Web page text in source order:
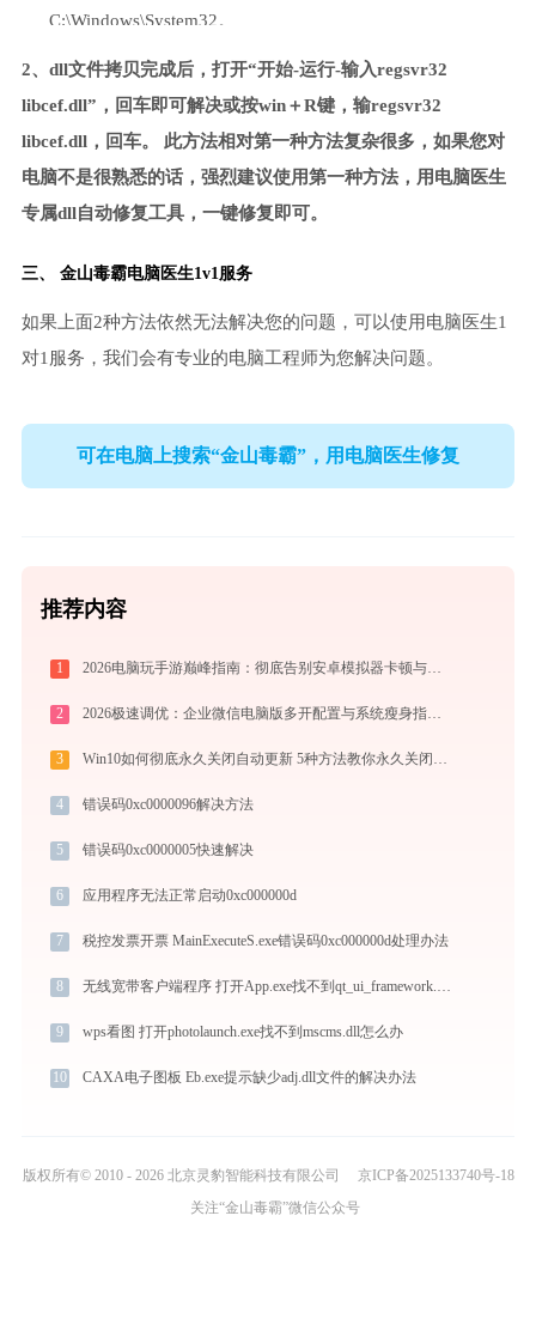
C:\Windows\System32。
2、dll文件拷贝完成后，打开“开始-运行-输入regsvr32
libcef.dll”，回车即可解决或按win＋R键，输regsvr32
libcef.dll，回车。 此方法相对第一种方法复杂很多，如果您对
电脑不是很熟悉的话，强烈建议使用第一种方法，用电脑医生
专属dll自动修复工具，一键修复即可。
三、 金山毒霸电脑医生1v1服务
如果上面2种方法依然无法解决您的问题，可以使用电脑医生1
对1服务，我们会有专业的电脑工程师为您解决问题。
可在电脑上搜索“金山毒霸”，用电脑医生修复
推荐内容
1 2026电脑玩手游巅峰指南：彻底告别安卓模拟器卡顿与捆绑，体验官方原生多端互通
2 2026极速调优：企业微信电脑版多开配置与系统瘦身指南，拒绝流氓捆绑
3 Win10如何彻底永久关闭自动更新 5种方法教你永久关闭win10自动更新
4 错误码0xc0000096解决方法
5 错误码0xc0000005快速解决
6 应用程序无法正常启动0xc000000d
7 税控发票开票 MainExecuteS.exe错误码0xc000000d处理办法
8 无线宽带客户端程序 打开App.exe找不到qt_ui_framework.dll怎么办
9 wps看图 打开photolaunch.exe找不到mscms.dll怎么办
10 CAXA电子图板 Eb.exe提示缺少adj.dll文件的解决办法
版权所有© 2010 - 2026 北京灵豹智能科技有限公司
京ICP备2025133740号-18
关注“金山毒霸”微信公众号